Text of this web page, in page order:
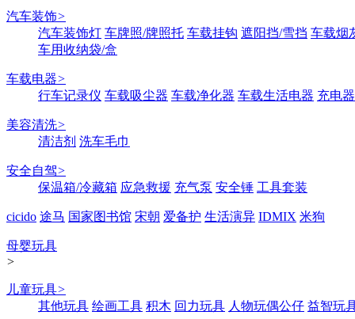
汽车装饰>
汽车装饰灯 车牌照/牌照托 车载挂钩 遮阳挡/雪挡 车载烟
车用收纳袋/盒
车载电器>
行车记录仪 车载吸尘器 车载净化器 车载生活电器 充电
美容清洗>
清洁剂 洗车毛巾
安全自驾>
保温箱/冷藏箱 应急救援 充气泵 安全锤 工具套装
cicido 途马 国家图书馆 宋朝 爱备护 生活演异 IDMIX 米狗
母婴玩具
>
儿童玩具>
其他玩具 绘画工具 积木 回力玩具 人物玩偶公仔 益智玩